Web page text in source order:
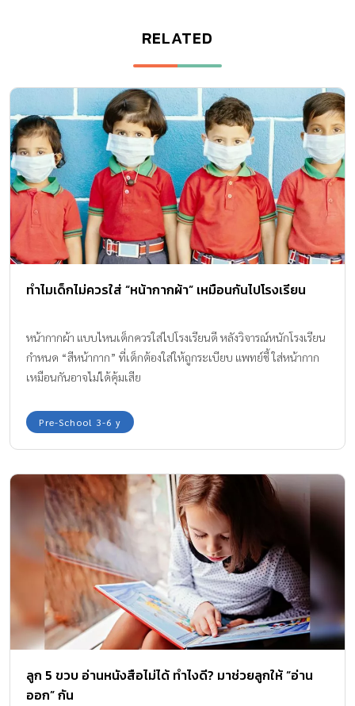
RELATED
ทำไมเด็กไม่ควรใส่ “หน้ากากผ้า” เหมือนกันไปโรงเรียน
หน้ากากผ้า แบบไหนเด็กควรใส่ไปโรงเรียนดี หลังวิจารณ์หนักโรงเรียน
กำหนด “สีหน้ากาก” ที่เด็กต้องใส่ให้ถูกระเบียบ แพทย์ชี้ ใส่หน้ากาก
เหมือนกันอาจไม่ได้คุ้มเสีย
Pre-School 3-6 y
ลูก 5 ขวบ อ่านหนังสือไม่ได้ ทำไงดี? มาช่วยลูกให้ “อ่าน
ออก” กัน